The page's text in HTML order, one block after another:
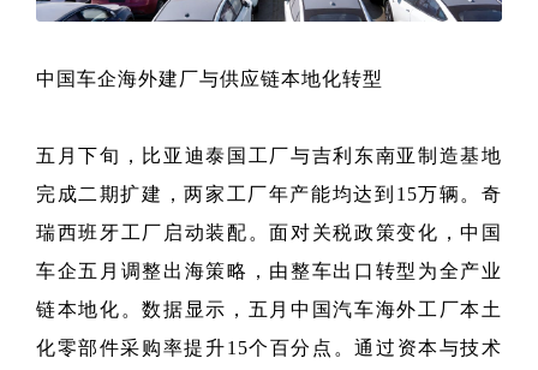
中国车企海外建厂与供应链本地化转型
五月下旬，比亚迪泰国工厂与吉利东南亚制造基地
完成二期扩建，两家工厂年产能均达到15万辆。奇
瑞西班牙工厂启动装配。面对关税政策变化，中国
车企五月调整出海策略，由整车出口转型为全产业
链本地化。数据显示，五月中国汽车海外工厂本土
化零部件采购率提升15个百分点。通过资本与技术